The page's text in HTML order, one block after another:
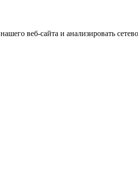
веб-сайта и анализировать